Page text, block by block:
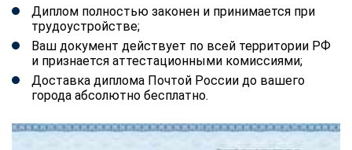
Диплом полностью законен и принимается при
трудоустройстве;
Ваш документ действует по всей территории РФ
и признается аттестационными комиссиями;
Доставка диплома Почтой России до вашего
города абсолютно бесплатно.